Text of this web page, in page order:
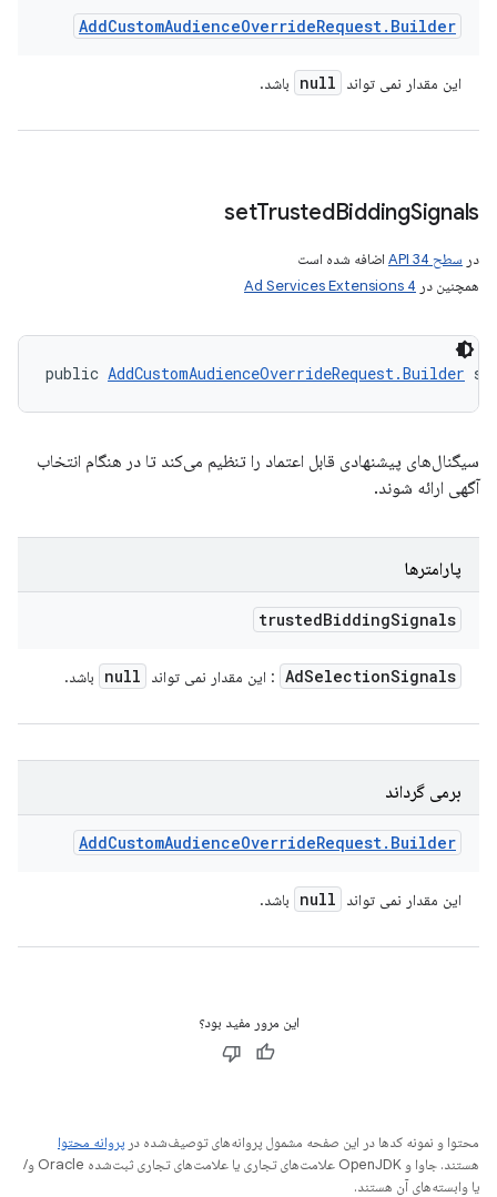
AddCustomAudienceOverrideRequest. Builder
این مقدار نمی تواند null باشد.
setTrustedBiddingSignals
در سطح API 34
اضافه شده است
همچنین در Ad Services Extensions 4
public AddCustomAudienceOverrideRequest.Builder
سیگنال‌های پیشنهادی قابل اعتماد را تنظیم می‌کند تا در هنگام انتخاب
آگهی ارائه شوند.
پارامترها
trustedBiddingSignals
AdSelectionSignals : این مقدار نمی تواند null باشد.
برمی گرداند
AddCustomAudienceOverrideRequest. Builder
این مقدار نمی تواند null باشد.
این مرور مفید بود؟
محتوا و نمونه کدها در این صفحه مشمول پروانه‌های توصیف‌شده در پروانه محتوا
هستند. جاوا و OpenJDK علامت‌های تجاری یا علامت‌های تجاری ثبت‌شده Oracle و/
یا وابسته‌های آن هستند.